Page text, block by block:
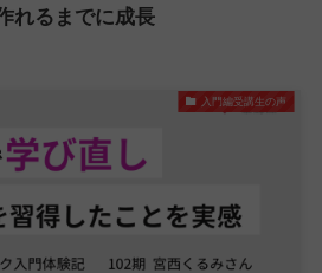
れるまでに成長
入門編受講生の声